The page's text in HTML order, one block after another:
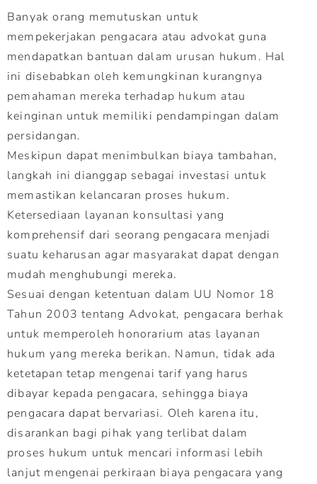
Banyak orang memutuskan untuk
mempekerjakan pengacara atau advokat guna
mendapatkan bantuan dalam urusan hukum. Hal
ini disebabkan oleh kemungkinan kurangnya
pemahaman mereka terhadap hukum atau
keinginan untuk memiliki pendampingan dalam
persidangan.
Meskipun dapat menimbulkan biaya tambahan,
langkah ini dianggap sebagai investasi untuk
memastikan kelancaran proses hukum.
Ketersediaan layanan konsultasi yang
komprehensif dari seorang pengacara menjadi
suatu keharusan agar masyarakat dapat dengan
mudah menghubungi mereka.
Sesuai dengan ketentuan dalam UU Nomor 18
Tahun 2003 tentang Advokat, pengacara berhak
untuk memperoleh honorarium atas layanan
hukum yang mereka berikan. Namun, tidak ada
ketetapan tetap mengenai tarif yang harus
dibayar kepada pengacara, sehingga biaya
pengacara dapat bervariasi. Oleh karena itu,
disarankan bagi pihak yang terlibat dalam
proses hukum untuk mencari informasi lebih
lanjut mengenai perkiraan biaya pengacara yang